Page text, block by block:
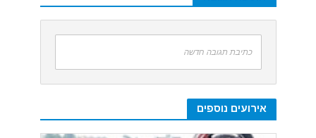
כתיבת תגובה חדשה
אירועים נוספים